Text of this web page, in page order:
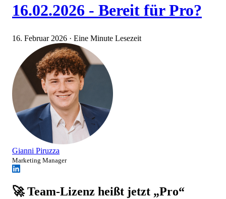
16.02.2026 - Bereit für Pro?
16. Februar 2026 · Eine Minute Lesezeit
Gianni Piruzza
Marketing Manager
🚀 Team-Lizenz heißt jetzt „Pro“